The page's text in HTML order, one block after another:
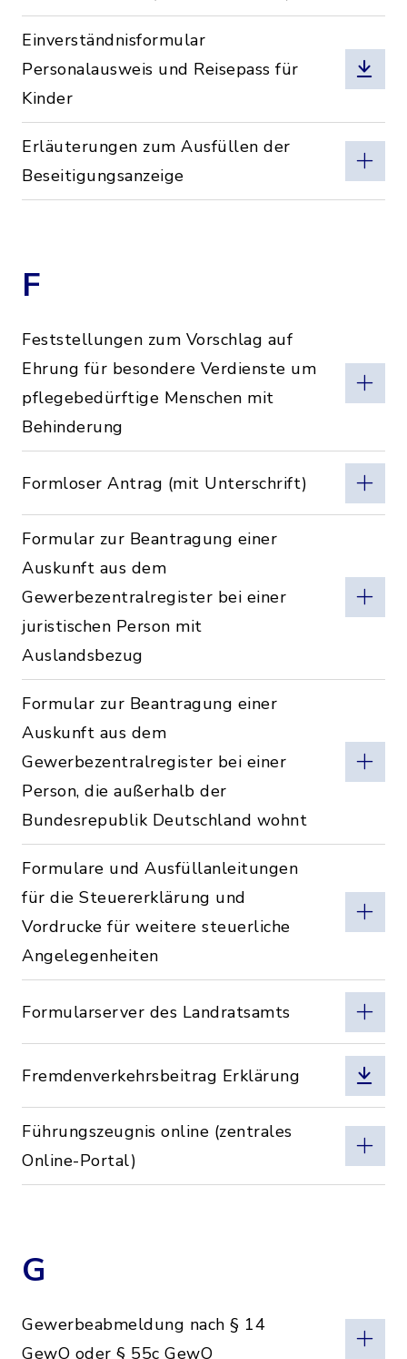
Einverständnisformular
Personalausweis und Reisepass für
Kinder
Erläuterungen zum Ausfüllen der
Beseitigungsanzeige
F
Feststellungen zum Vorschlag auf
Ehrung für besondere Verdienste um
pflegebedürftige Menschen mit
Behinderung
Formloser Antrag (mit Unterschrift)
Formular zur Beantragung einer
Auskunft aus dem
Gewerbezentralregister bei einer
juristischen Person mit
Auslandsbezug
Formular zur Beantragung einer
Auskunft aus dem
Gewerbezentralregister bei einer
Person, die außerhalb der
Bundesrepublik Deutschland wohnt
Formulare und Ausfüllanleitungen
für die Steuererklärung und
Vordrucke für weitere steuerliche
Angelegenheiten
Formularserver des Landratsamts
Fremdenverkehrsbeitrag Erklärung
Führungszeugnis online (zentrales
Online-Portal)
G
Gewerbeabmeldung nach § 14
GewO oder § 55c GewO